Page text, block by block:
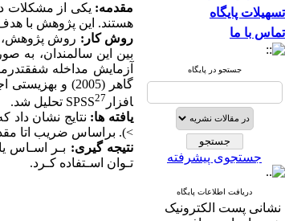
تسهیلات پایگاه
تماس با ما
جستجو در پایگاه
جستجوی پیشرفته
دریافت اطلاعات پایگاه
نشانی پست الکترونیک
مقدمه: یکی از مشکلات
هستند. این پژوهش با
روش کار: روش پژوهش،
آزمایش مداخله
افزار
SPSS27
تحلیل شد.
یافته ­ها: نتایج نشان داد
<
). براساس ضریب اتا مقدار این تاثیر بر
نتیجه­ گیری: بـر اسـاس
تـوان اسـتفاده کـرد.